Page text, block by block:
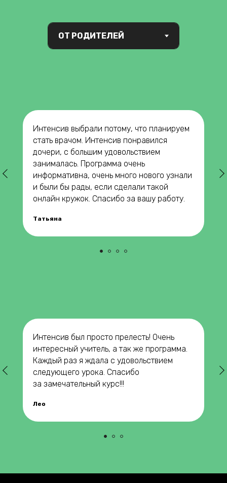
Интенсив выбрали потому, что планируем
стать врачом. Интенсив понравился
дочери, с большим удовольствием
занималась. Программа очень
информативна, очень много нового узнали
и были бы рады, если сделали такой
онлайн кружок. Спасибо за вашу работу.
Татьяна
Интенсив был просто прелесть! Очень
интересный учитель, а так же программа.
Каждый раз я ждала с удовольствием
следующего урока. Спасибо
за замечательный курс!!!
Лео